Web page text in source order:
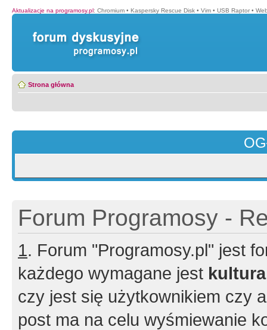
Aktualizacje na programosy.pl: Chromium • Kaspersky Rescue Disk • Vim • USB Raptor •
Strona główna
Forum Programosy -
1. Forum "Programosy.pl" jest
każdego wymagane jest
czy jest się użytkownikiem czy
post ma na celu wyśmiewanie